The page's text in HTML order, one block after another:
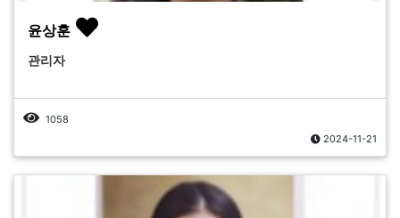
윤상훈
관리자
1058
2024-11-21